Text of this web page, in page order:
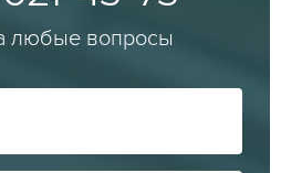
любые вопросы